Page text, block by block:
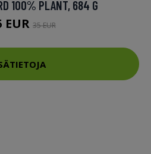
100% PLANT, 684 G
EUR 35 EUR